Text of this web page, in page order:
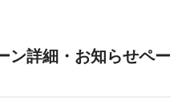
ン詳細・お知らせペー